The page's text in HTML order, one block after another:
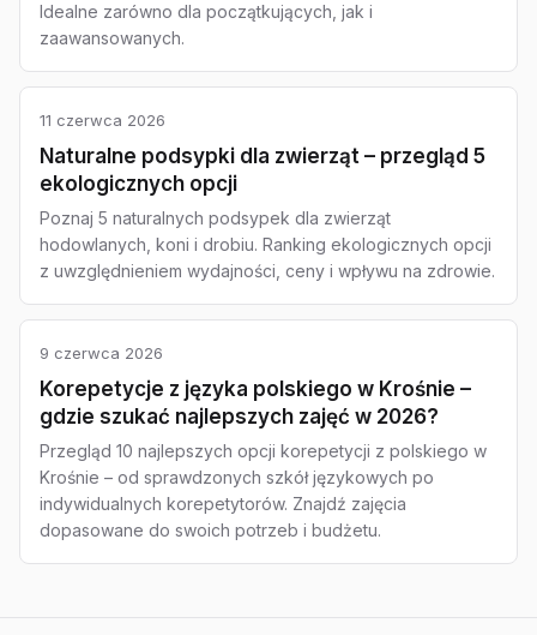
Idealne zarówno dla początkujących, jak i
zaawansowanych.
11 czerwca 2026
Naturalne podsypki dla zwierząt – przegląd 5
ekologicznych opcji
Poznaj 5 naturalnych podsypek dla zwierząt
hodowlanych, koni i drobiu. Ranking ekologicznych opcji
z uwzględnieniem wydajności, ceny i wpływu na zdrowie.
9 czerwca 2026
Korepetycje z języka polskiego w Krośnie –
gdzie szukać najlepszych zajęć w 2026?
Przegląd 10 najlepszych opcji korepetycji z polskiego w
Krośnie – od sprawdzonych szkół językowych po
indywidualnych korepetytorów. Znajdź zajęcia
dopasowane do swoich potrzeb i budżetu.